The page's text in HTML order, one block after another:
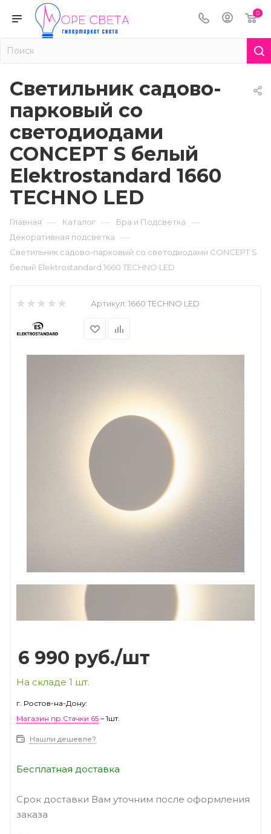
0
Светильник садово-
парковый со
светодиодами
CONCEPT S белый
Elektrostandard 1660
TECHNO LED
Главная — Каталог — Бра и Подсветка —
Декоративная подсветка —
Светильник садово-парковый со светодиодами CONCEPT S
белый Elektrostandard 1660 TECHNO LED
Артикул: 1660 TECHNO LED
6 990 руб./шт
На складе 1 шт.
г. Ростов-на-Дону:
Магазин пр.Стачки 65 – 1шт.
Нашли дешевле?
Бесплатная доставка
Срок доставки Вам уточним после оформления
заказа